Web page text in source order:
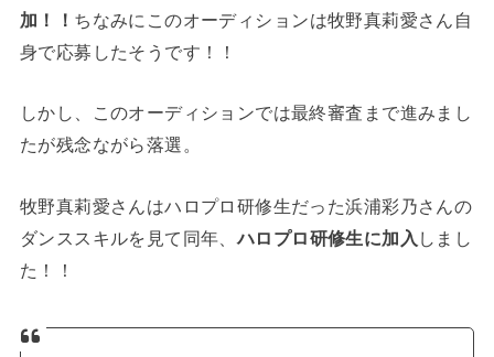
加！！ ちなみにこのオーディションは牧野真莉愛さん自
身で応募したそうです！！
しかし、このオーディションでは最終審査まで進みまし
たが残念ながら落選。
牧野真莉愛さんはハロプロ研修生だった浜浦彩乃さんの
ダンススキルを見て同年、ハロプロ研修生に加入 しまし
た！！